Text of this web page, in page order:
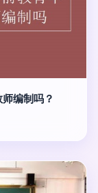
编制吗？